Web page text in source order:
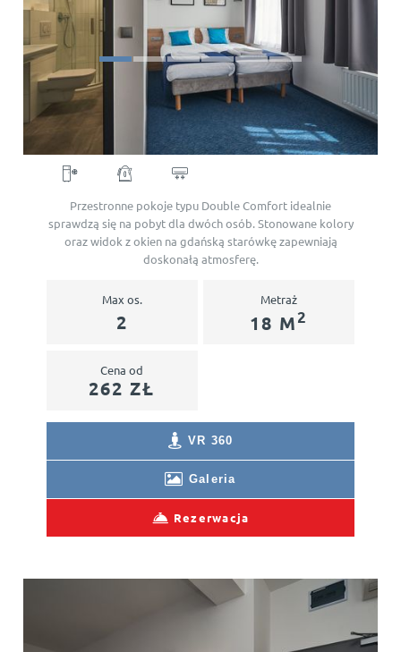
OPINIE
KONTAKT
PL DE SV NO
REZERWACJA
PANIEŃSKIE
GDAŃSK
GALERIA
OPINIE
KONTAKT
Double Comfort
Przestronne pokoje typu Double Comfort idealnie
sprawdzą się na pobyt dla dwóch osób. Stonowane kolory
oraz widok z okien na gdańską starówkę zapewniają
doskonałą atmosferę.
Max os.
2
Metraż
18 M2
Cena od
262 ZŁ
VR 360
Galeria
Rezerwacja